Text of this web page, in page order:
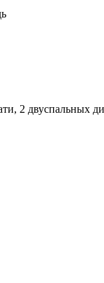
2 двуспальных